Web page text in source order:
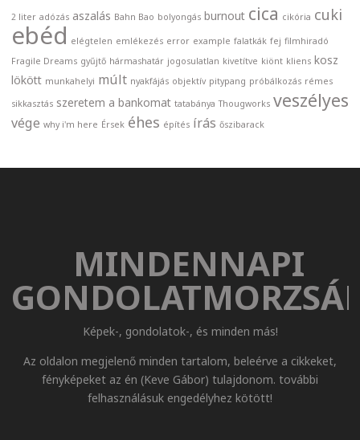
2 liter adózás aszalás Bahn Bao bolyongás burnout cica cikória cuki
ebéd elégtelen emlékezés error example falatkák fej filmhiradó
Fragile Dreams gyűjtő hármashatár jogosulatlan kivetítve kiönt kliens kosz
lökött munkahelyi múlt nyakfájás objektív pitypang próbálkozás rémes
sikkasztás szeretem a bankomat tatabánya Thougworks veszélyes
vége why i'm here Érsek éhes építés írás őszibarack
MINDENNAPI
Képek-, gondolatok-, és minden más!
Az oldalon megjelenő minden tartalom, beleérve a cikkeket,
fényképeket az én (Keve Gábor) tulajdonom. további
felhasználásuk engedélyhez kötött!